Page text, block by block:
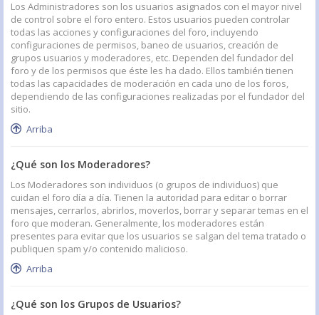
Los Administradores son los usuarios asignados con el mayor nivel
de control sobre el foro entero. Estos usuarios pueden controlar
todas las acciones y configuraciones del foro, incluyendo
configuraciones de permisos, baneo de usuarios, creación de
grupos usuarios y moderadores, etc. Dependen del fundador del
foro y de los permisos que éste les ha dado. Ellos también tienen
todas las capacidades de moderación en cada uno de los foros,
dependiendo de las configuraciones realizadas por el fundador del
sitio.
Arriba
¿Qué son los Moderadores?
Los Moderadores son individuos (o grupos de individuos) que
cuidan el foro día a día. Tienen la autoridad para editar o borrar
mensajes, cerrarlos, abrirlos, moverlos, borrar y separar temas en el
foro que moderan. Generalmente, los moderadores están
presentes para evitar que los usuarios se salgan del tema tratado o
publiquen spam y/o contenido malicioso.
Arriba
¿Qué son los Grupos de Usuarios?